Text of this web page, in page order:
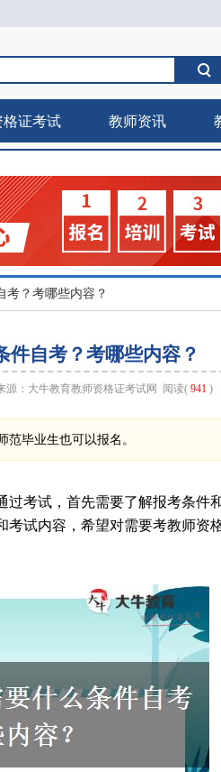
格证考试 教师资讯
考？考哪些内容？
件自考？考哪些内容？
： 大牛教育教师资格证考试网 阅读( 941 )
毕业生也可以报名。
考试，首先需要了解报考条件
试内容，希望对需要考教师资